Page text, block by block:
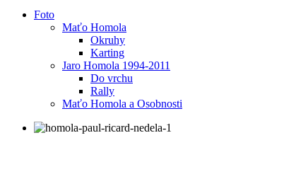
Foto
Maťo Homola
Okruhy
Karting
Jaro Homola 1994-2011
Do vrchu
Rally
Maťo Homola a Osobnosti